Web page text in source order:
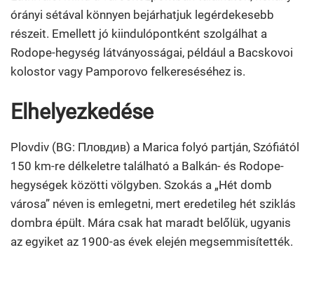
órányi sétával könnyen bejárhatjuk legérdekesebb
részeit. Emellett jó kiindulópontként szolgálhat a
Rodope-hegység látványosságai, például a Bacskovoi
kolostor vagy Pamporovo felkereséséhez is.
Elhelyezkedése
Plovdiv (BG: Пловдив) a Marica folyó partján, Szófiától
150 km-re délkeletre található a Balkán- és Rodope-
hegységek közötti völgyben. Szokás a „Hét domb
városa” néven is emlegetni, mert eredetileg hét sziklás
dombra épült. Mára csak hat maradt belőlük, ugyanis
az egyiket az 1900-as évek elején megsemmisítették.